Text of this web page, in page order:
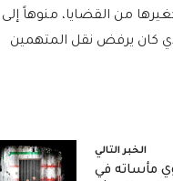
من القضايا، منوهاً إلى
كان يرفض نقل المتهمين
الخبر التالي
مأساته في